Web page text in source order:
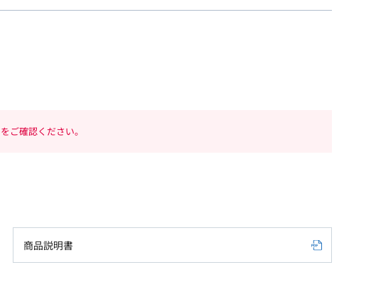
をご確認ください。
商品説明書